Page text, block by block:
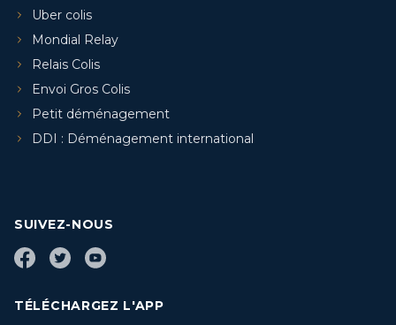
Uber colis
Mondial Relay
Relais Colis
Envoi Gros Colis
Petit déménagement
DDI : Déménagement international
SUIVEZ-NOUS
TÉLÉCHARGEZ L'APP